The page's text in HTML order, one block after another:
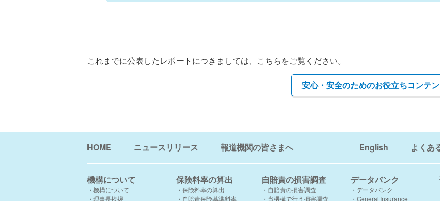
これまでに公表したレポートにつきましては、こちらをご覧ください。
安心・安全のためのお役立ちコンテ
HOME ニュースリリース 報道機関の皆さまへ
機構について
機構について
理事長挨拶
保険料率の算出
保険料率の算出
自賠責保険基準料率
自賠責の損害調査
自賠責の損害調査
当機構で行う損害調査
データバンク
データバンク
General Insurance
English よくあ